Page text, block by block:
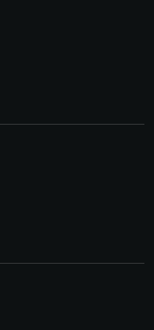
disabilitati.